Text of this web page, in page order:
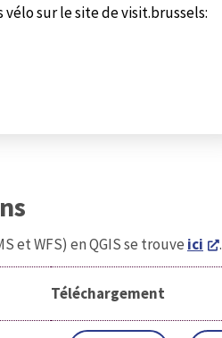
sur le site de visit.brussels:
et WFS) en QGIS se trouve ici .
Téléchargement